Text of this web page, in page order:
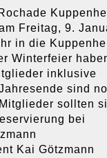
Freitag, 9.
in die
Winterfeier
inklusive
sind
sollten
bei
Kai Götzmann